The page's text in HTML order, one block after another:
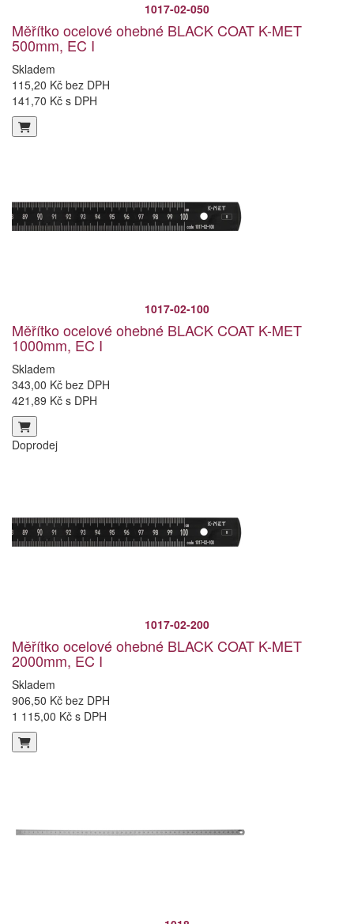
1017-02-050
Měřítko ocelové ohebné BLACK COAT K-MET
500mm, EC I
Skladem
115,20 Kč bez DPH
141,70 Kč s DPH
1017-02-100
Měřítko ocelové ohebné BLACK COAT K-MET
1000mm, EC I
Skladem
343,00 Kč bez DPH
421,89 Kč s DPH
Doprodej
1017-02-200
Měřítko ocelové ohebné BLACK COAT K-MET
2000mm, EC I
Skladem
906,50 Kč bez DPH
1 115,00 Kč s DPH